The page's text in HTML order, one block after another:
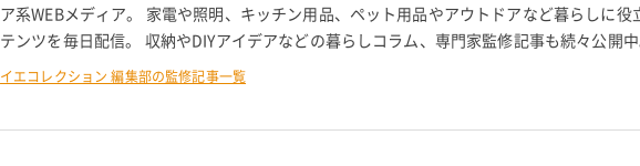
ア系WEBメディア。 家電や照明、キッチン用品、ペット用品やアウトドアなど暮らしに役
テンツを毎日配信。 収納やDIYアイデアなどの暮らしコラム、専門家監修記事も続々公開中
イエコレクション 編集部の監修記事一覧